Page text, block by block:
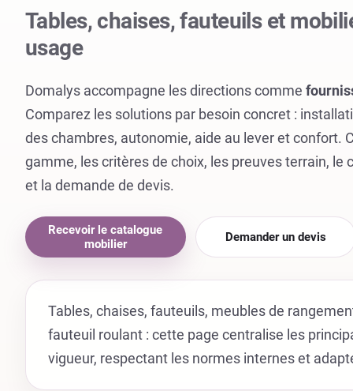
Tables, chaises, fauteuils et
usage
Domalys accompagne les directions comme
Comparez les solutions par besoin concret :
des chambres, autonomie, aide au lever et confort.
gamme, les critères de choix, les preuves terrain, le
et la demande de devis.
Recevoir le catalogue
mobilier
Demander un devis
Tables, chaises, fauteuils, meubles de
fauteuil roulant : cette page centralise les
vigueur, respectant les normes internes et